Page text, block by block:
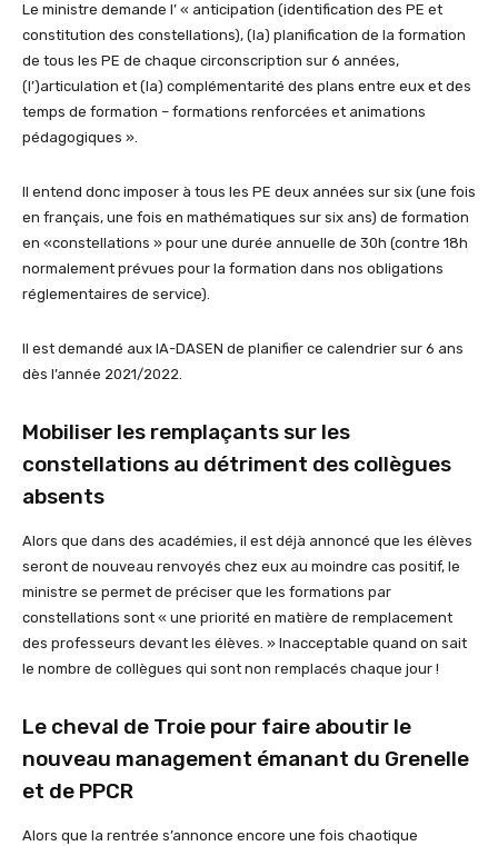
Le ministre demande l’ « anticipation (identification des PE et
constitution des constellations), (la) planification de la formation
de tous les PE de chaque circonscription sur 6 années,
(l’)articulation et (la) complémentarité des plans entre eux et des
temps de formation – formations renforcées et animations
pédagogiques ».
Il entend donc imposer à tous les PE deux années sur six (une fois
en français, une fois en mathématiques sur six ans) de formation
en «constellations » pour une durée annuelle de 30h (contre 18h
normalement prévues pour la formation dans nos obligations
réglementaires de service).
Il est demandé aux IA-DASEN de planifier ce calendrier sur 6 ans
dès l’année 2021/2022.
Mobiliser les remplaçants sur les
constellations au détriment des collègues
absents
Alors que dans des académies, il est déjà annoncé que les élèves
seront de nouveau renvoyés chez eux au moindre cas positif, le
ministre se permet de préciser que les formations par
constellations sont « une priorité en matière de remplacement
des professeurs devant les élèves. » Inacceptable quand on sait
le nombre de collègues qui sont non remplacés chaque jour !
Le cheval de Troie pour faire aboutir le
nouveau management émanant du Grenelle
et de PPCR
Alors que la rentrée s’annonce encore une fois chaotique